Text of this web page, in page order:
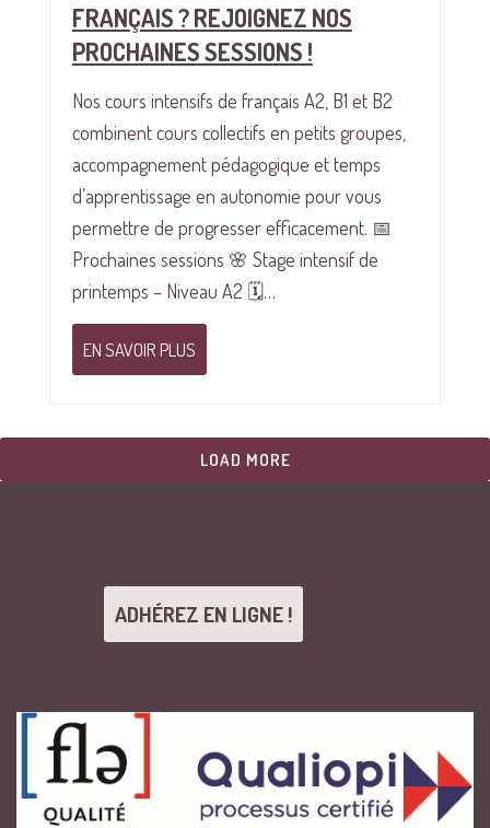
FRANÇAIS ? REJOIGNEZ NOS
PROCHAINES SESSIONS !
Nos cours intensifs de français A2, B1 et B2
combinent cours collectifs en petits groupes,
accompagnement pédagogique et temps
d’apprentissage en autonomie pour vous
permettre de progresser efficacement. 📅
Prochaines sessions 🌸 Stage intensif de
printemps – Niveau A2 🗓…
EN SAVOIR PLUS
LOAD MORE
ADHÉREZ EN LIGNE !